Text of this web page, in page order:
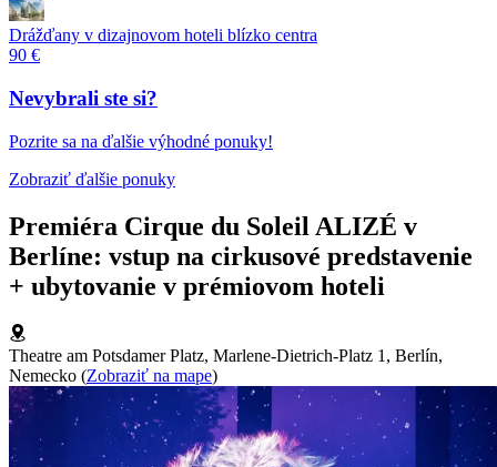
Drážďany v dizajnovom hoteli blízko centra
90 €
Nevybrali ste si?
Pozrite sa na ďalšie výhodné ponuky!
Zobraziť ďalšie ponuky
Premiéra Cirque du Soleil ALIZÉ v
Berlíne: vstup na cirkusové predstavenie
+ ubytovanie v prémiovom hoteli
Theatre am Potsdamer Platz, Marlene-Dietrich-Platz 1, Berlín,
Nemecko (Zobraziť na mape)